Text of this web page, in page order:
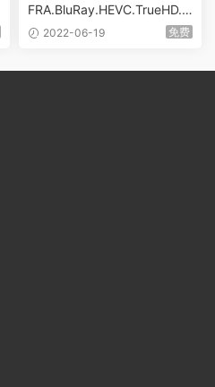
FRA.BluRay.HEVC.TrueHD.7.
1 [BDMV 84.29GB]
2022-06-19 免费